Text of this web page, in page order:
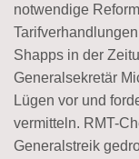
notwendige
Shapps in der
Generalsekretär
Lügen vor und
vermitteln. RMT-
Generalstreik